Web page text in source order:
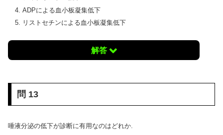
ADPによる血小板凝集低下
リストセチンによる血小板凝集低下
解答
問 13
唾液分泌の低下が診断に有用なのはどれか.